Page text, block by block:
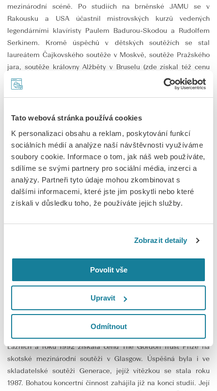
Tato webová stránka používá cookies
K personalizaci obsahu a reklam, poskytování funkcí
sociálních médií a analýze naší návštěvnosti využíváme
soubory cookie. Informace o tom, jak náš web používáte,
sdílíme se svými partnery pro sociální média, inzerci a
analýzy. Partneři tyto údaje mohou zkombinovat s
dalšími informacemi, které jste jim poskytli nebo které
získali v důsledku toho, že používáte jejich služby.
Zobrazit detaily
Povolit vše
Upravit
Odmítnout
mezinárodní scéně. Po studiích na brněnské JAMU se v
Rakousku a USA účastnil mistrovských kurzů vedených
legendárními klavíristy Paulem Badurou-Skodou a Rudolfem
Serkinem. Kromě úspěchů v dětských soutěžích se stal
laureátem Čajkovského soutěže v Moskvě, soutěže Pražského
jara, soutěže královny Alžběty v Bruselu (zde získal též cenu
belgického rozhlasu a televize) a soutěže Marguerite Long-
Jacques Thibaud v Paříži. Roku 1990 obdržel první cenu v
věnuje se čtyřruční hře i na dva klavíry spolu s Renatou
Orchestra. Je zván na renomované hudební festivaly, jako je
Pražské jaro, Schleswig-Holstein, Jodoigne v Belgii či festivaly v
Hannoveru a Neapoli. Na svém kontě má řadu nahrávek
skladeb Čajkovského, Liszta, Martinů, Prokofjeva,
Renata Lichnovská
Renata Lichnovská vystudovala brněnskou JAMU a svůj
mimořádný talent pak dále rozvíjela na mezinárodních
interpretačních kurzech. Stala se vítězkou soutěží Virtuosi per
musica di pianoforte v Ústí nad Labem, Bedřicha Smetany v
Lázních a roku 1992 získala cenu The Gordon Trust Prize na
skotské mezinárodní soutěži v Glasgow. Úspěšná byla i ve
skladatelské soutěži Generace, jejíž vítězkou se stala roku
1987. Bohatou koncertní činnost zahájila již na konci studií. Její